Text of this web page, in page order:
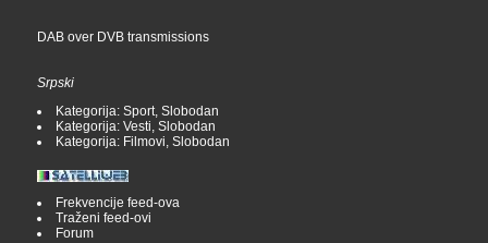
DAB over DVB transmissions
Srpski
Kategorija: Sport, Slobodan
Kategorija: Vesti, Slobodan
Kategorija: Filmovi, Slobodan
Frekvencije feed-ova
Traženi feed-ovi
Forum